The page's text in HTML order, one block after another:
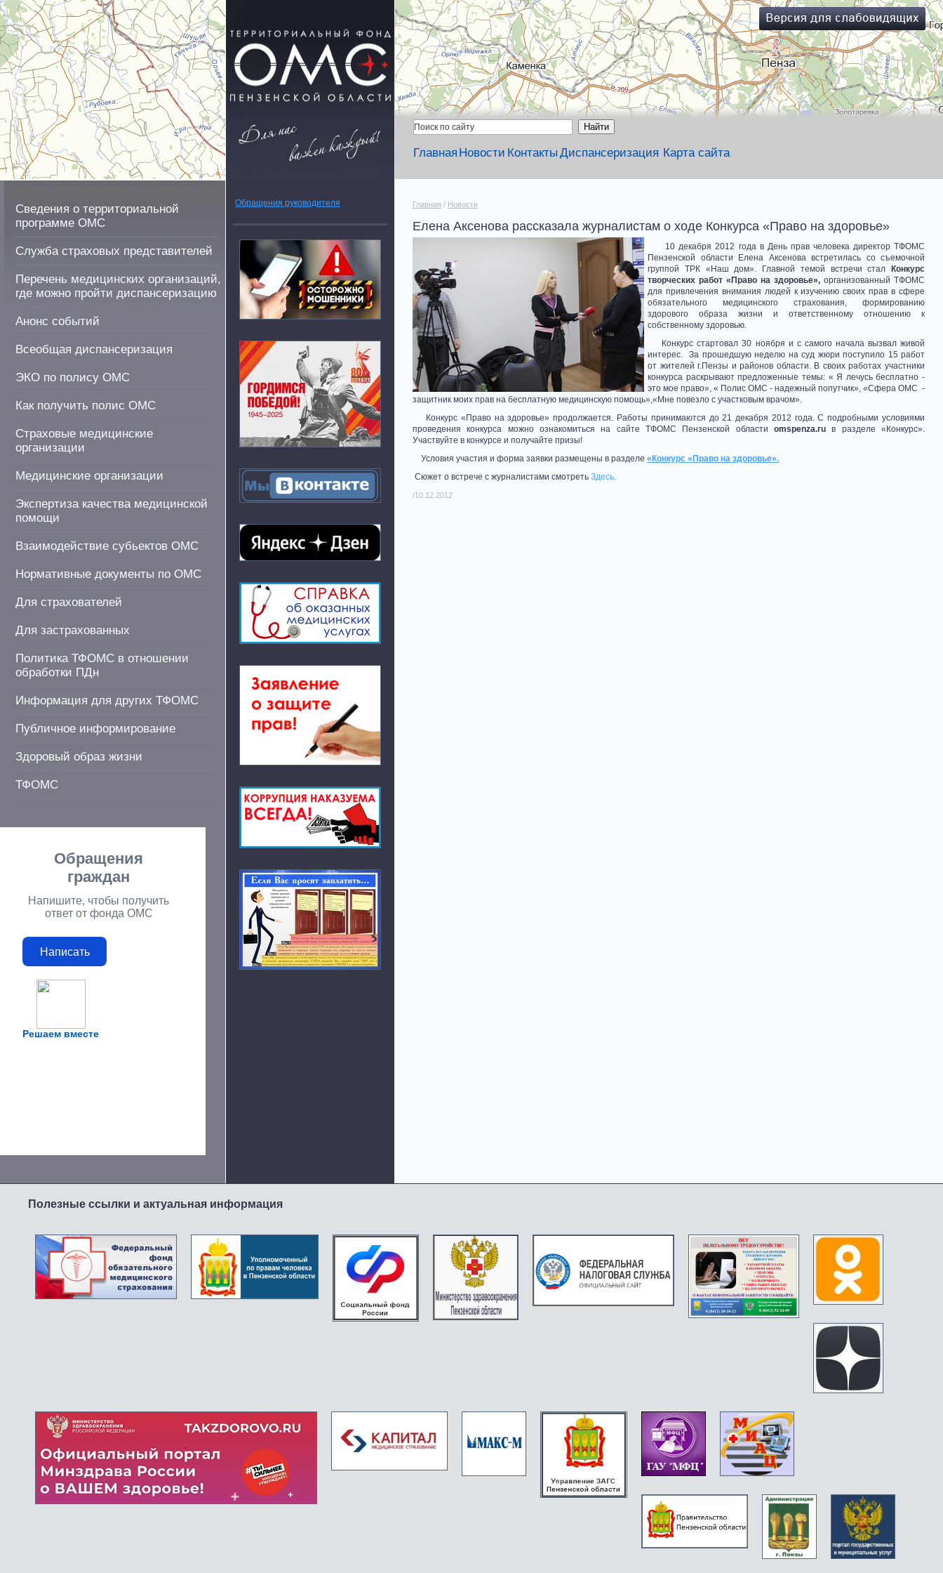
Главная Новости Контакты Диспансеризация Карта сайта
Сведения о территориальной
программе ОМС
Служба страховых представителей
Перечень медицинских организаций,
где можно пройти диспансеризацию
Анонс событий
Всеобщая диспансеризация
ЭКО по полису ОМС
Как получить полис ОМС
Страховые медицинские
организации
Медицинские организации
Экспертиза качества медицинской
помощи
Взаимодействие субьектов ОМС
Нормативные документы по ОМС
Для страхователей
Для застрахованных
Политика ТФОМС в отношении
обработки ПДн
Информация для других ТФОМС
Публичное информирование
Здоровый образ жизни
ТФОМС
Решаем вместе
Обращения
граждан
Напишите, чтобы получить
ответ от фонда ОМС
Написать
Обращения руководителя Главная / Новости
Елена Аксенова рассказала журналистам о ходе Конкурса «Право на здоровье»
10 декабря 2012 года в День прав человека директор ТФОМС
Пензенской области Елена Аксенова встретилась со съемочной
группой ТРК «Наш дом». Главной темой встречи стал
Конкурс
творческих работ «Право на здоровье», организованный ТФОМС
для привлечения внимания людей к изучению своих прав в сфере
обязательного медицинского страхования, формированию
здорового образа жизни и ответственному отношению к
собственному здоровью.
Конкурс стартовал 30 ноября и с самого начала вызвал живой
интерес. За прошедшую неделю на суд жюри поступило 15 работ
от жителей г.Пензы и районов области. В своих работах участники
конкурса раскрывают предложенные темы: « Я лечусь бесплатно -
это мое право», « Полис ОМС - надежный попутчик», «Сфера ОМС -
защитник моих прав на бесплатную медицинскую помощь»,«Мне повезло с участковым врачом».
Конкурс «Право на здоровье» продолжается. Работы принимаются до 21 декабря 2012 года. С подробными условиями
проведения конкурса можно ознакомиться на сайте ТФОМС Пензенской области omspenza.ru в разделе «Конкурс».
Участвуйте в конкурсе и получайте призы!
Условия участия и форма заявки размещены в разделе «Конкурс «Право на здоровье».
Сюжет о встрече с журналистами смотреть Здесь.
/10.12.2012
Полезные ссылки и актуальная информация